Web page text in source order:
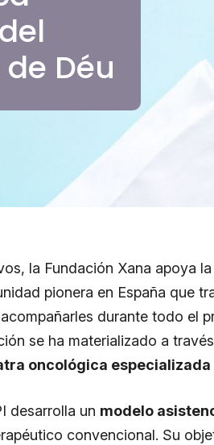
Déu
la Fundación Xana apoya
pionera en España que
durante todo el
se ha materializado a
oncológica especializada
desarrolla un modelo
convencional. Su